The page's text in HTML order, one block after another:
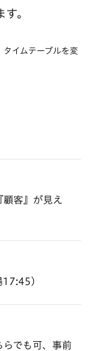
。
イムテーブルを変
客』が見え
）
でも可、事前